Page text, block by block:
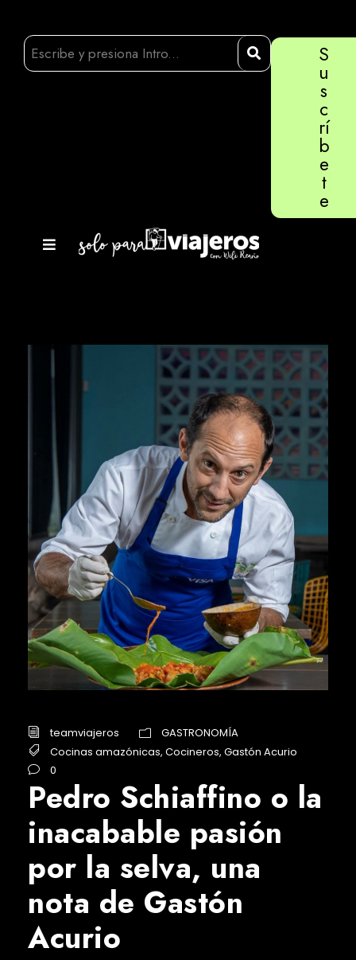
S
u
s
c
rí
b
e
t
e
teamviajeros
GASTRONOMÍA
Cocinas amazónicas, Cocineros, Gastón Acurio
0
Pedro Schiaffino o la
inacabable pasión
por la selva, una
nota de Gastón
Acurio